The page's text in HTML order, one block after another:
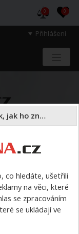
Přihlášení
0 0
> Ponožky
Nastavení cookies: Aby web zůstal tak, jak ho znáte
co hledáte, ušetřili
na věci, které
se zpracováním
se ukládají ve